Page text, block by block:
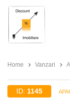
Discount
Home Vanzari
ID: 1145